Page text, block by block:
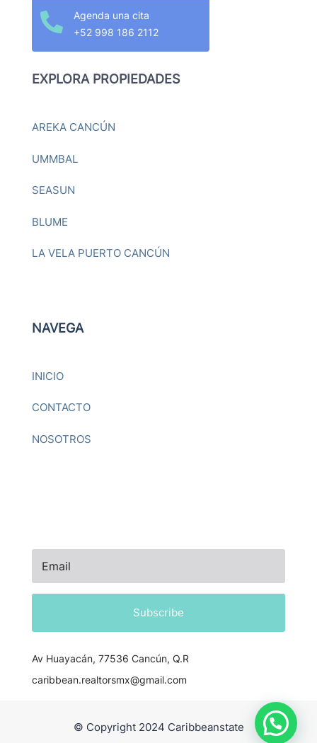

Agenda una cita
+52 998 186 2112
EXPLORA PROPIEDADES
AREKA CANCÚN
UMMBAL
SEASUN
BLUME
LA VELA PUERTO CANCÚN
NAVEGA
INICIO
CONTACTO
NOSOTROS
Subscribe
Av Huayacán, 77536 Cancún, Q.R
caribbean.realtorsmx@gmail.com
© Copyright 2024 Caribbeanstate